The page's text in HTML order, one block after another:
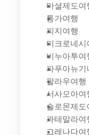
마셜제도여
통가여행
피지여행
미크로네시
비누아투여
파푸아뉴기
팔라우여행
서사모아여
솔로몬제도
과테말라여
그레나다여